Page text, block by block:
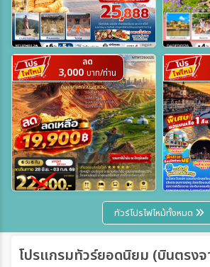
ถึงวันที่
ระหว่าง
ค้นหา
ลด
3,000 บาท/ท่าน
ทัวร์โปรไฟไหม้ทั้งหมด
โปรแกรมทัวร์ยอดนิยม (บินตรงจ